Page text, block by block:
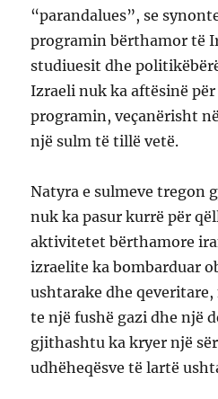
“parandalues”, se
programin bërthamor të
studiuesit dhe
Izraeli nuk ka aftësinë
programin, veçanërisht
një sulm të tillë vetë.
Natyra e sulmeve tregon
nuk ka pasur kurrë për
aktivitetet bërthamore
izraelite ka bombarduar
ushtarake dhe qeveritare,
te një fushë gazi dhe një
gjithashtu ka kryer një
udhëheqësve të lartë